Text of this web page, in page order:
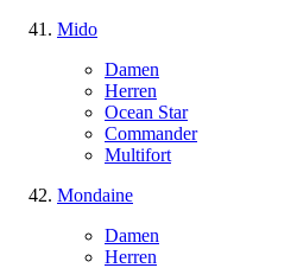
Mido
Damen
Herren
Ocean Star
Commander
Multifort
Mondaine
Damen
Herren